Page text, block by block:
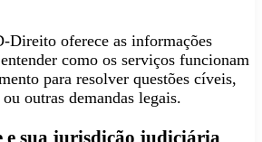
Direito oferece as informações
como os serviços funcionam
para resolver questões cíveis,
outras demandas legais.
e sua jurisdição judiciária